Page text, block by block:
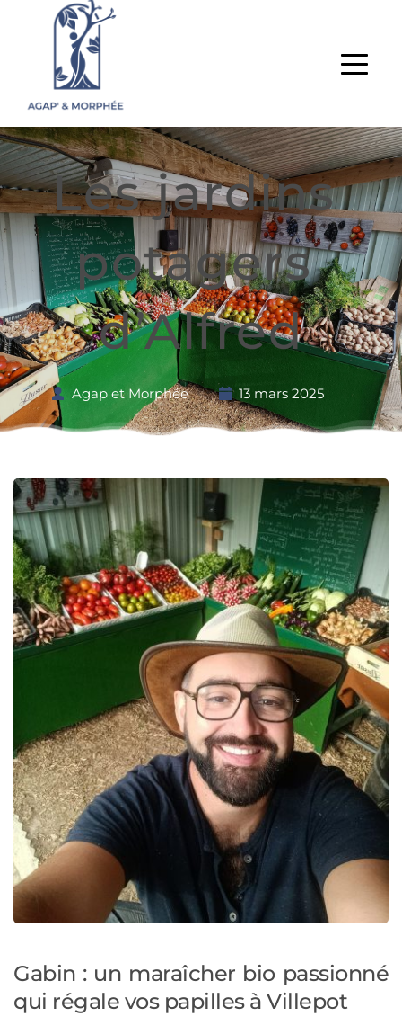
Les jardins
potagers
d’Alfred
Agap et Morphée 13 mars 2025
Gabin : un maraîcher bio passionné
qui régale vos papilles à Villepot